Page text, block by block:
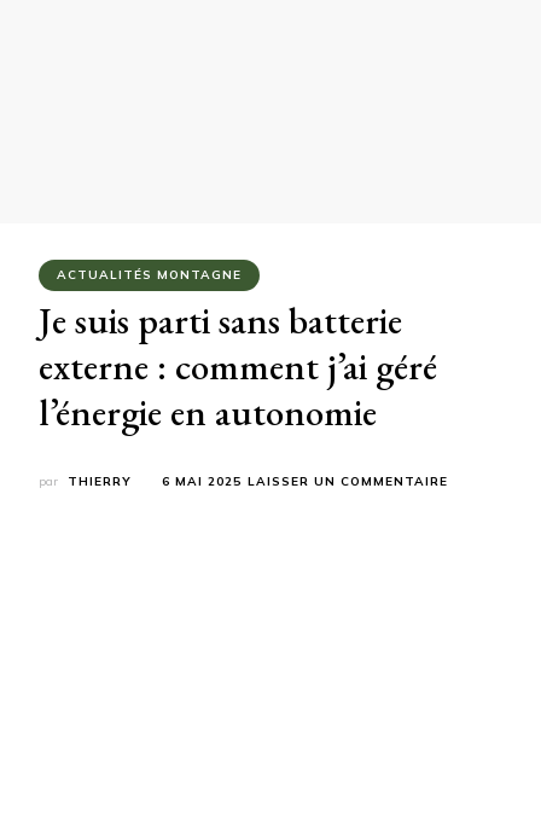
ACTUALITÉS MONTAGNE
Je suis parti sans batterie
externe : comment j’ai géré
l’énergie en autonomie
par THIERRY 6 MAI 2025 LAISSER UN COMMENTAIRE